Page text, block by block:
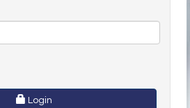
Login